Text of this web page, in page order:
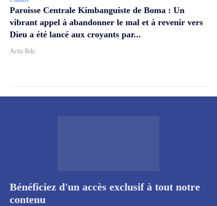
Paroisse Centrale Kimbanguiste de Boma : Un
vibrant appel à abandonner le mal et à revenir vers
Dieu a été lancé aux croyants par...
Actu Rdc
Bénéficiez d'un accès exclusif à tout notre
contenu